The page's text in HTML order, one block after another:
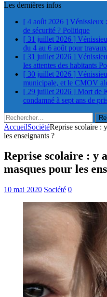
Les dernières infos
[ 4 août 2026 ] Vénissieux
de sécurité ? Politique
[ 31 juillet 2026 ]
du 4 au 6 août pour
[ 31 juillet 2026 ]
les attentes des habitants
[ 30 juillet 2026 ]
municipale, et le CMOV
[ 29 juillet 2026 ] Mort de
condamné à sept ans de
Rechercher :
AccueilSociétéReprise scolaire :
les enseignants ?
Reprise scolaire : y
masques pour les
10 mai 2020 Société 0